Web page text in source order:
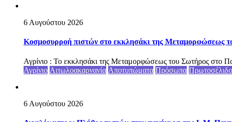
6 Αυγούστου 2026
Κοσμοσυρροή πιστών στο εκκλησάκι της Μεταμορφώσεως
Αγρίνιο : Το εκκλησάκι της Μεταμορφώσεως του Σωτήρος στο
Αγρίνιο Αιτωλοακαρνανία Αποτυπώματα Πρόσωπα Πρωτοσέλιδο
6 Αυγούστου 2026